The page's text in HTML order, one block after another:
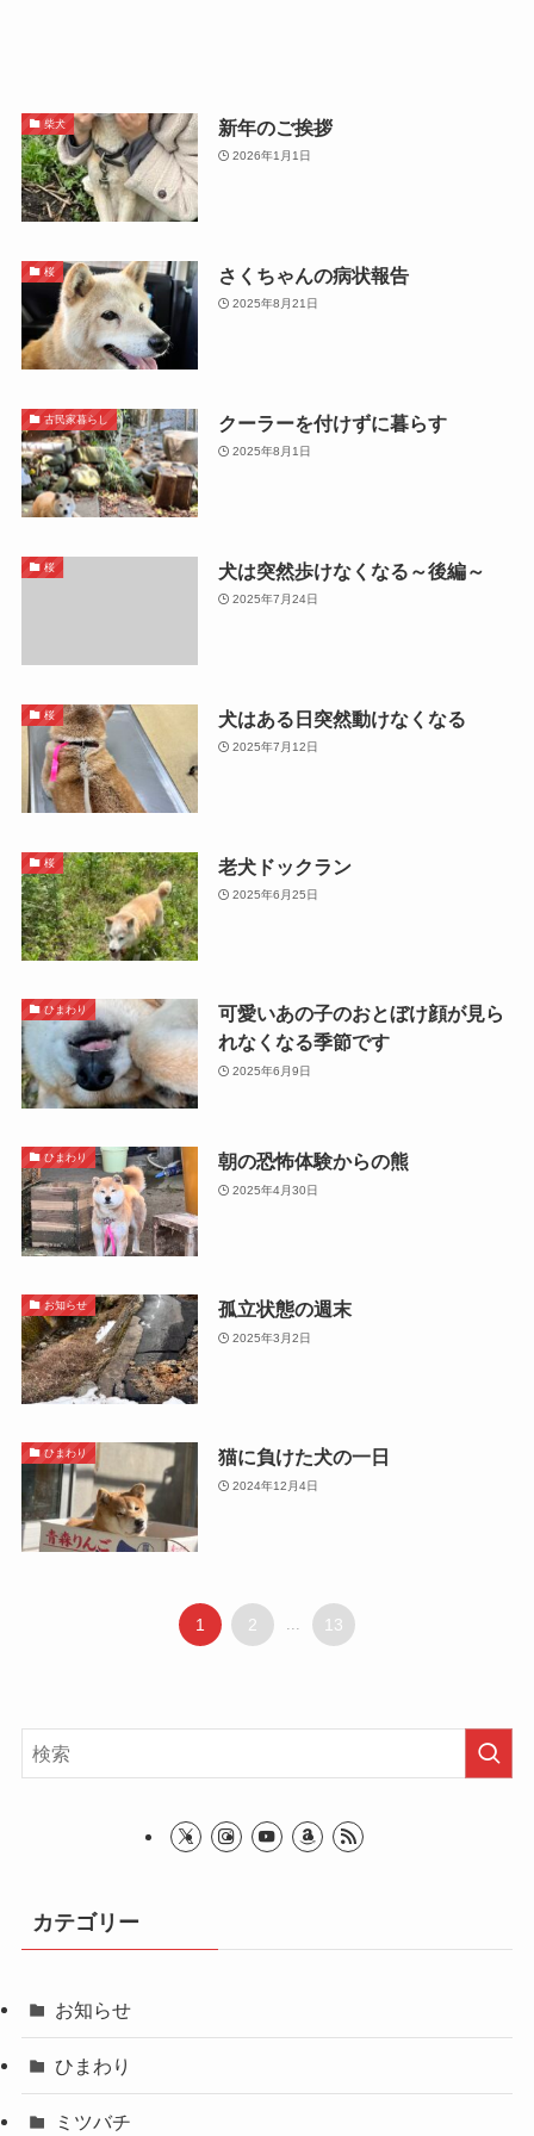
柴犬 新年のご挨拶
2026年1月1日
桜 さくちゃんの病状報告
2025年8月21日
古民家暮らし クーラーを付けずに暮らす
2025年8月1日
桜 犬は突然歩けなくなる～後編～
2025年7月24日
桜 犬はある日突然動けなくなる
2025年7月12日
桜 老犬ドックラン
2025年6月25日
ひまわり
可愛いあの子のおとぼけ顔が見ら
れなくなる季節です
2025年6月9日
ひまわり 朝の恐怖体験からの熊
2025年4月30日
お知らせ 孤立状態の週末
2025年3月2日
ひまわり 猫に負けた犬の一日
2024年12月4日
1 2 ... 13
カテゴリー
お知らせ
ひまわり
ミツバチ